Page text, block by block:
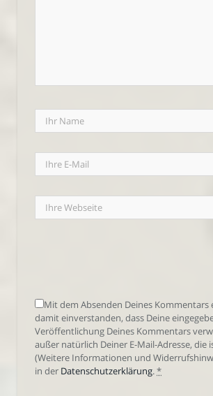
Mit dem Absenden Deines Kommentars
damit einverstanden, dass Deine
Veröffentlichung Deines Kommentars
außer natürlich Deiner E-Mail-Adresse, die
(Weitere Informationen und
in der Datenschutzerklärung.*